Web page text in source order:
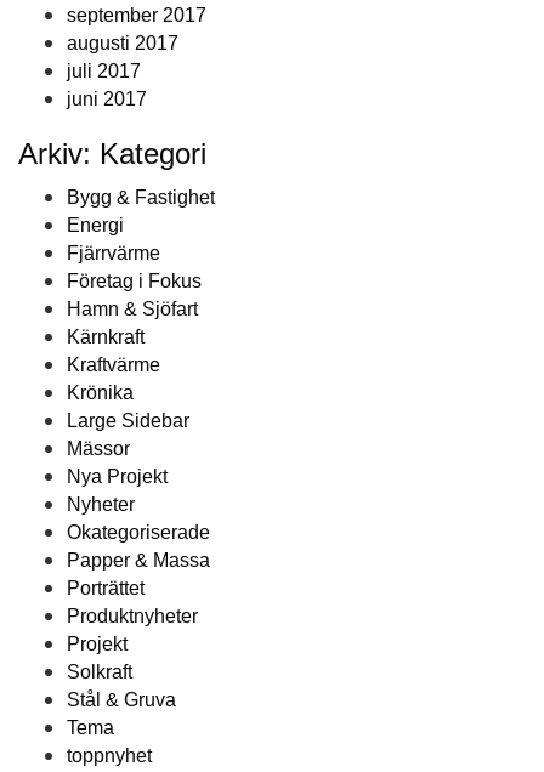
september 2017
augusti 2017
juli 2017
juni 2017
Arkiv: Kategori
Bygg & Fastighet
Energi
Fjärrvärme
Företag i Fokus
Hamn & Sjöfart
Kärnkraft
Kraftvärme
Krönika
Large Sidebar
Mässor
Nya Projekt
Nyheter
Okategoriserade
Papper & Massa
Porträttet
Produktnyheter
Projekt
Solkraft
Stål & Gruva
Tema
toppnyhet